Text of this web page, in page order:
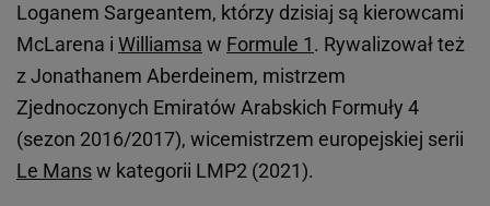
Loganem Sargeantem, którzy dzisiaj są kierowcami
McLarena i Williamsa w Formule 1. Rywalizował też
z Jonathanem Aberdeinem, mistrzem
Zjednoczonych Emiratów Arabskich Formuły 4
(sezon 2016/2017), wicemistrzem europejskiej serii
Le Mansw kategorii LMP2 (2021).